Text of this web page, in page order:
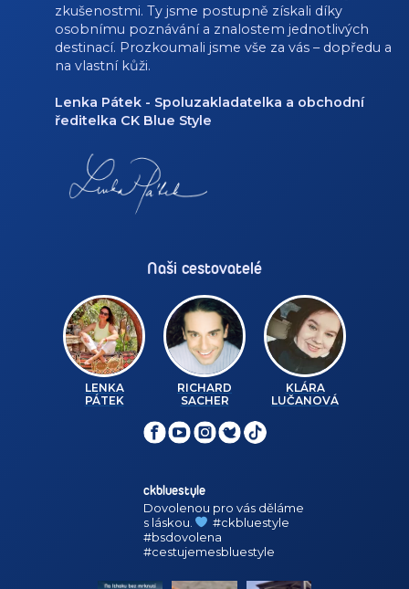
zkušenostmi. Ty jsme postupně získali díky
osobnímu poznávání a znalostem jednotlivých
destinací. Prozkoumali jsme vše za vás – dopředu a
na vlastní kůži.
Lenka Pátek - Spoluzakladatelka a obchodní
ředitelka CK Blue Style
Naši cestovatelé
LENKA
PÁTEK
RICHARD
SACHER
KLÁRA
LUČANOVÁ
ckbluestyle
Dovolenou pro vás děláme
s láskou.
#ckbluestyle
#bsdovolena
#cestujemesbluestyle